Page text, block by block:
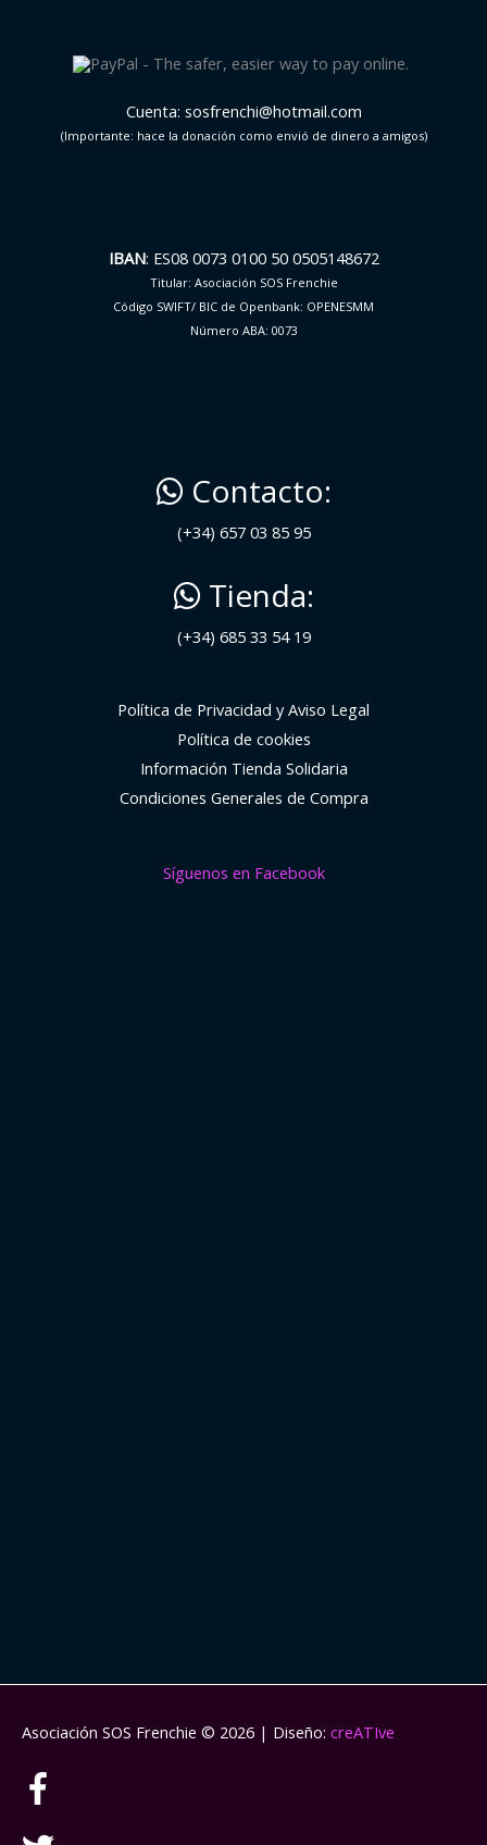
Cuenta: sosfrenchi@hotmail.com
(Importante: hace la donación como envió de dinero a amigos)
IBAN: ES08 0073 0100 50 0505148672
Titular: Asociación SOS Frenchie
Código SWIFT/ BIC de Openbank: OPENESMM
Número ABA: 0073
Contacto:
(+34) 657 03 85 95
Tienda:
(+34) 685 33 54 19
Política de Privacidad y Aviso Legal
Política de cookies
Información Tienda Solidaria
Condiciones Generales de Compra
Síguenos en Facebook
Asociación SOS Frenchie © 2026 | Diseño: creATIve